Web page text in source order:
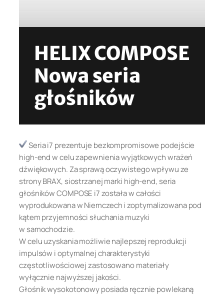
HELIX COMPOSE
Nowa seria
głośników
Seria i7 prezentuje bezkompromisowe podejście
high-end w celu zapewnienia wyjątkowych wrażeń
dźwiękowych. Za sprawą oczywistego wpływu ze
strony BRAX, siostrzanej marki high-end, seria
głośników COMPOSE i7 została w całości
wyprodukowana w Niemczech i zoptymalizowana pod
kątem przyjemności słuchania muzyki
w samochodzie.
W celu uzyskania możliwie najlepszej reprodukcji
impulsów i optymalnej charakterystyki
częstotliwościowej zastosowano materiały
wyłącznie najwyższej jakości.
Głośnik wysokotonowy posiada ręcznie powlekaną